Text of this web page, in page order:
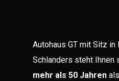
Autohaus GT mit Sitz in
Schlanders steht
mehr als 50 Jahren